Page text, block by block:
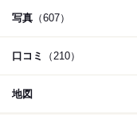
写真 （607）
口コミ （210）
地図